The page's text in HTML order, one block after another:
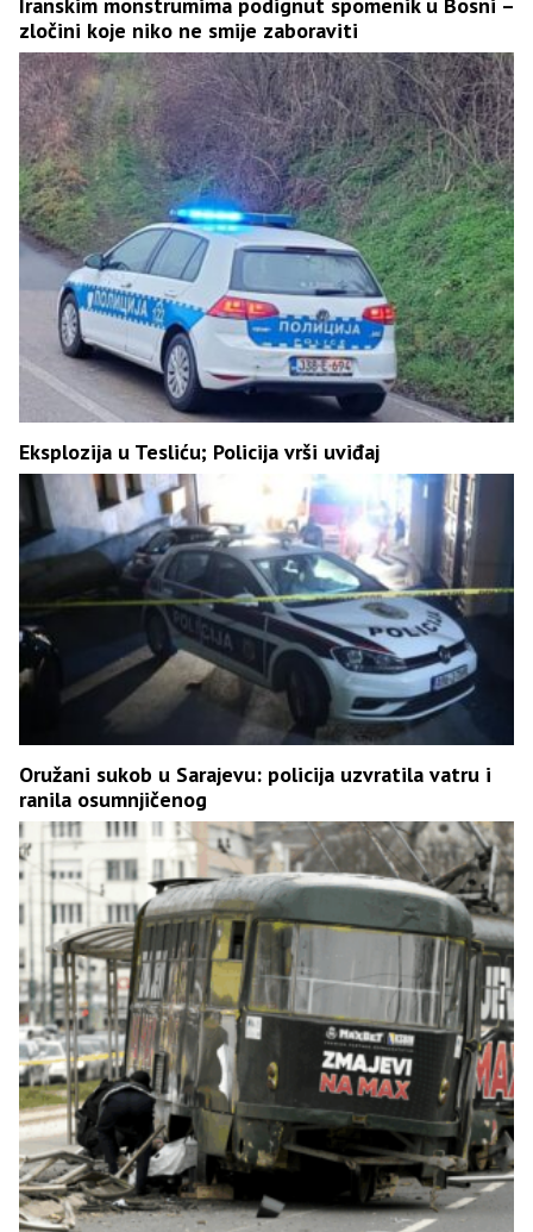
zločini koje niko ne smije zaboraviti
Eksplozija u Tesliću; Policija vrši uviđaj
Oružani sukob u Sarajevu: policija uzvratila vatru i
ranila osumnjičenog